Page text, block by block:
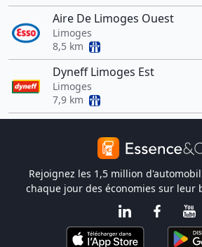
Aire De Limoges Ouest
Limoges
8,5 km
Dyneff Limoges Est
Limoges
7,9 km
Rejoignez les 1,5 million
chaque jour des économies sur leur